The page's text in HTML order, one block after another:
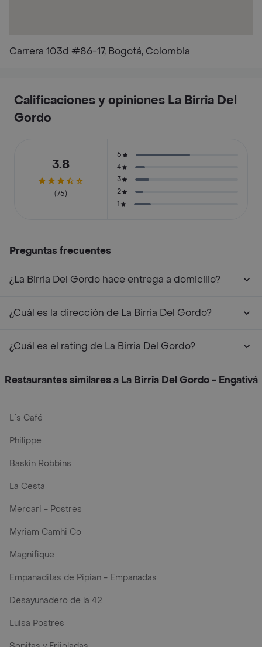
Carrera 103d #86-17, Bogotá, Colombia
Calificaciones y opiniones La Birria Del
Gordo
3.8
(75)
5
4
3
2
1
Preguntas frecuentes
¿La Birria Del Gordo hace entrega a domicilio?
¿Cuál es la dirección de La Birria Del Gordo?
¿Cuál es el rating de La Birria Del Gordo?
Restaurantes similares a La Birria Del Gordo - Engativá
L´s Café
Philippe
Baskin Robbins
La Cesta
Mercari - Postres
Myriam Camhi Co
Magnifique
Empanaditas de Pipian - Empanadas
Desayunadero de la 42
Luisa Postres